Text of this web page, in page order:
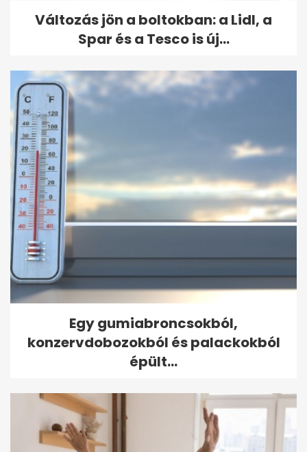
Változás jön a boltokban: a Lidl, a
Spar és a Tesco is új...
Egy gumiabroncsokból,
konzervdobozokból és palackokból
épült...